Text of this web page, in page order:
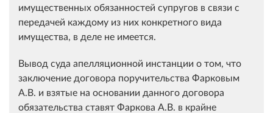
имущественных обязанностей супругов в связи с
передачей каждому из них конкретного вида
имущества, в деле не имеется.
Вывод суда апелляционной инстанции о том, что
заключение договора поручительства Фарковым
А.В. и взятые на основании данного договора
обязательства ставят Фаркова А.В. в крайне